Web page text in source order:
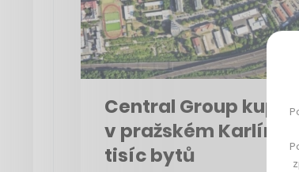
Central Group
v pražském
tisíc bytů